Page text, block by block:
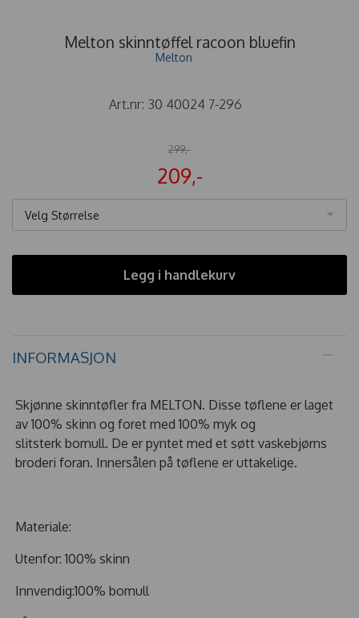
Melton skinntøffel racoon bluefin
Melton
Art.nr: 30 40024 7-296
299,-
209,-
Velg Størrelse
Legg i handlekurv
INFORMASJON
Skjønne skinntøfler fra MELTON. Disse tøflene er laget
av 100% skinn og foret med 100% myk og
slitsterk bomull. De er pyntet med et søtt vaskebjørns
broderi foran. Innersålen på tøflene er uttakelige.
Materiale:
Utenfor: 100% skinn
Innvendig:100% bomull